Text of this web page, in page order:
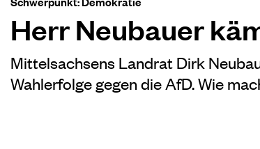
Herr Neubauer
Mittelsachsens Landrat Dirk
Wahlerfolge gegen die AfD. Wie